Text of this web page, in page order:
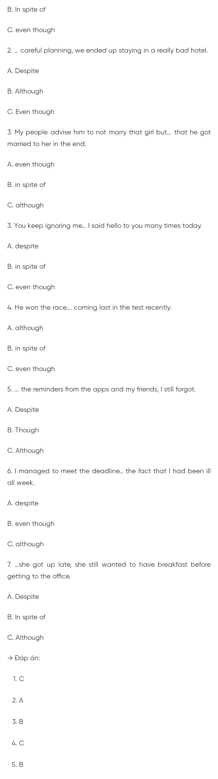
B. In spite of
C. even though
2. … careful planning, we ended up staying in a really bad hotel.
A. Despite
B. Although
C. Even though
3. My people advise him to not marry that girl but… that he got
married to her in the end.
A. even though
B. in spite of
C. although
3. You keep ignoring me… I said hello to you many times today.
A. despite
B. in spite of
C. even though
4. He won the race…. coming last in the test recently.
A. although
B. in spite of
C. even though
5. … the reminders from the apps and my friends, I still forgot.
A. Despite
B. Though
C. Although
6. I managed to meet the deadline… the fact that I had been ill
all week.
A. despite
B. even though
C. although
7. …she got up late, she still wanted to have breakfast before
getting to the office.
A. Despite
B. In spite of
C. Although
→ Đáp án:
C
A
B
C
B